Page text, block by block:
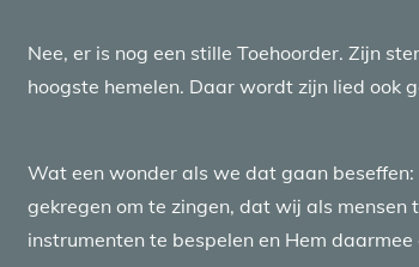
Nee, er is nog een stille Toehoorder. Zijn
hoogste hemelen. Daar wordt zijn lied ook
Wat een wonder als we dat gaan
gekregen om te zingen, dat wij als mensen
instrumenten te bespelen en Hem